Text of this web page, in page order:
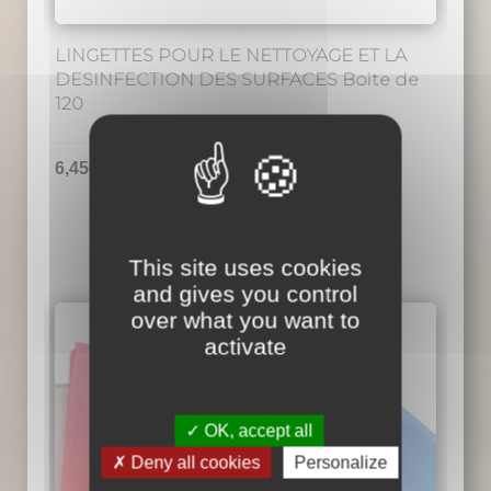
LINGETTES POUR LE NETTOYAGE ET LA
DESINFECTION DES SURFACES Boite de
120
6,45€
This site uses cookies
and gives you control
over what you want to
activate
OK, accept all
Deny all cookies
Personalize